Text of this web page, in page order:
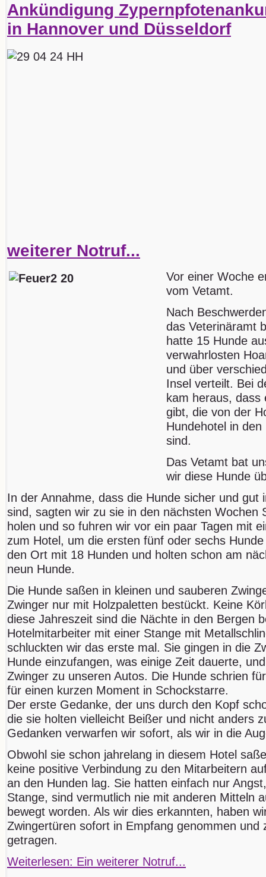
Ankündigung
in Hannover und Düsseldorf
weiterer Notruf...
Vor einer Woche
vom Vetamt.
Nach
das Veterinäramt
hatte 15 Hunde
verwahrlosten
und über
Insel verteilt. Bei
kam heraus, dass
gibt, die von der
Hundehotel in
sind.
Das Vetamt bat
wir diese Hunde
In der Annahme, dass die Hunde sicher und gut
sind, sagten wir zu sie in den nächsten Wochen
holen und so fuhren wir vor ein paar Tagen mit
zum Hotel, um die ersten fünf oder sechs
den Ort mit 18 Hunden und holten schon am
neun Hunde.
Die Hunde saßen in kleinen und sauberen
Zwinger nur mit Holzpaletten bestückt. Keine
diese Jahreszeit sind die Nächte in den Bergen
Hotelmitarbeiter mit einer Stange mit
schluckten wir das erste mal. Sie gingen in die
Hunde einzufangen, was einige Zeit dauerte,
Zwinger zu unseren Autos. Die Hunde schrien
für einen kurzen Moment in Schockstarre.
Der erste Gedanke, der uns durch den Kopf
die sie holten vielleicht Beißer und nicht anders
Gedanken verwarfen wir sofort, als wir in die
Obwohl sie schon jahrelang in diesem Hotel
keine positive Verbindung zu den Mitarbeitern
an den Hunden lag. Sie hatten einfach nur
Stange, sind vermutlich nie mit anderen Mitteln
bewegt worden. Als wir dies erkannten, haben
Zwingertüren sofort in Empfang genommen und
getragen.
Weiterlesen: Ein weiterer Notruf...